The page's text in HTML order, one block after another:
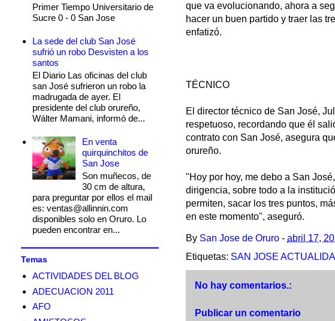
que va evolucionando, ahora a
hacer un buen partido y traer las
enfatizó.
TÉCNICO
El director técnico de San José,
respetuoso, recordando que él
contrato con San José, asegura
orureño.
"Hoy por hoy, me debo a San
dirigencia, sobre todo a la
permiten, sacar los tres puntos,
en este momento", aseguró.
By San Jose de Oruro - abril 17,
Etiquetas: SAN JOSE
No hay comentarios.:
Publicar un comentario
Primer Tiempo Universitario de
Sucre 0 - 0 San Jose
La sede del club San José
sufrió un robo Desvisten a los
santos
El Diario Las oficinas del club
san José sufrieron un robo la
madrugada de ayer. El
presidente del club orureño,
Wálter Mamani, informó de...
En venta
quirquinchitos de
San Jose
Son muñecos, de
30 cm de altura,
para preguntar por ellos el mail
es: ventas@allinnin.com
disponibles solo en Oruro. Lo
pueden encontrar en...
Temas
ACTIVIDADES DEL BLOG
ADECUACION 2011
AFO